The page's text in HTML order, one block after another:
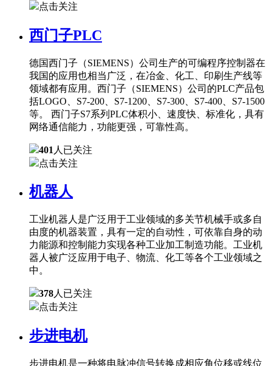
点击关注
西门子PLC
德国西门子（SIEMENS）公司生产的可编程序控制器在
我国的应用也相当广泛，在冶金、化工、印刷生产线等
领域都有应用。西门子（SIEMENS）公司的PLC产品包
括LOGO、S7-200、S7-1200、S7-300、S7-400、S7-1500
等。 西门子S7系列PLC体积小、速度快、标准化，具有
网络通信能力，功能更强，可靠性高。
401 人已关注
点击关注
机器人
工业机器人是广泛用于工业领域的多关节机械手或多自
由度的机器装置，具有一定的自动性，可依靠自身的动
力能源和控制能力实现各种工业加工制造功能。工业机
器人被广泛应用于电子、物流、化工等各个工业领域之
中。
378人已关注
点击关注
步进电机
步进电机是一种将电脉冲信号转换成相应角位移或线位